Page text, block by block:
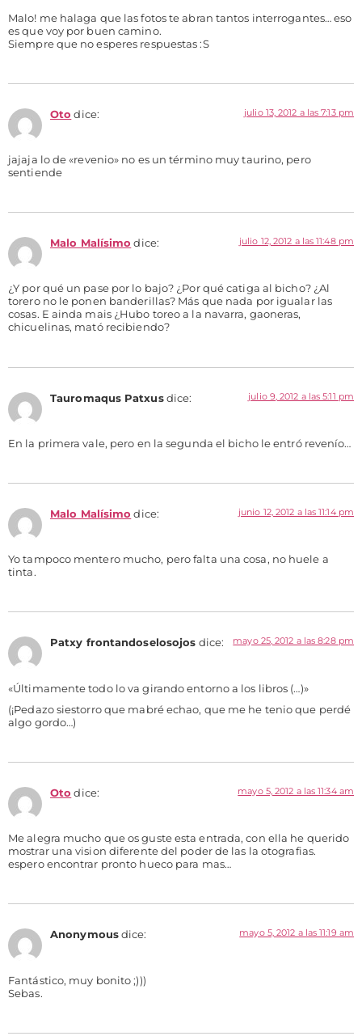
Malo! me halaga que las fotos te abran tantos interrogantes… eso
es que voy por buen camino.
Siempre que no esperes respuestas :S
Oto dice: julio 13, 2012 a las 7:13 pm
jajaja lo de «revenio» no es un término muy taurino, pero
sentiende
Malo Malísimo dice: julio 12, 2012 a las 11:48 pm
¿Y por qué un pase por lo bajo? ¿Por qué catiga al bicho? ¿Al
torero no le ponen banderillas? Más que nada por igualar las
cosas. E ainda mais ¿Hubo toreo a la navarra, gaoneras,
chicuelinas, mató recibiendo?
Tauromaqus Patxus dice: julio 9, 2012 a las 5:11 pm
En la primera vale, pero en la segunda el bicho le entró revenío…
Malo Malísimo dice: junio 12, 2012 a las 11:14 pm
Yo tampoco mentero mucho, pero falta una cosa, no huele a
tinta.
Patxy frontandoselosojos dice: mayo 25, 2012 a las 8:28 pm
«Últimamente todo lo va girando entorno a los libros (…)»
(¡Pedazo siestorro que mabré echao, que me he tenio que perdé
algo gordo…)
Oto dice: mayo 5, 2012 a las 11:34 am
Me alegra mucho que os guste esta entrada, con ella he querido
mostrar una vision diferente del poder de las la otografias.
espero encontrar pronto hueco para mas…
Anonymous dice: mayo 5, 2012 a las 11:19 am
Fantástico, muy bonito ;)))
Sebas.